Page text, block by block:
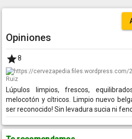
Opiniones
8
Ruiz
Lúpulos limpios, frescos,
melocotón y cítricos. Limpio nuevo
ser reconocido! Sin levadura sucia ni